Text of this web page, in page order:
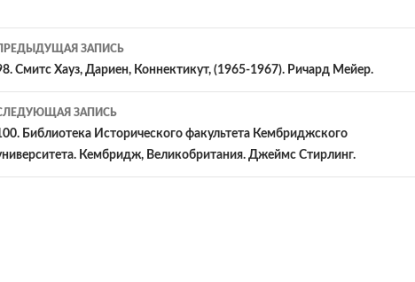
ПРЕДЫДУЩАЯ ЗАПИСЬ
Смитс Хауз, Дариен, Коннектикут, (1965-1967). Ричард Мейер.
ЗАПИСЬ
Библиотека Исторического факультета Кембриджского
Кембридж, Великобритания. Джеймс Стирлинг.